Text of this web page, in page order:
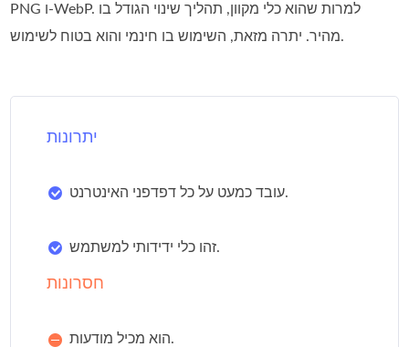
PNG ו‑WebP. למרות שהוא כלי מקוון, תהליך שינוי הגודל בו
מהיר. יתרה מזאת, השימוש בו חינמי והוא בטוח לשימוש.
יתרונות
עובד כמעט על כל דפדפני האינטרנט.
זהו כלי ידידותי למשתמש.
חסרונות
הוא מכיל מודעות.